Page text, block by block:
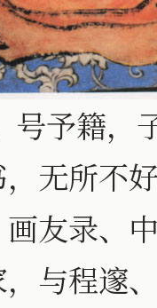
予籍，
无所不
友录、
与程邃